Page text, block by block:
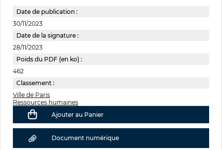
Date de publication :
30/11/2023
Date de la signature :
28/11/2023
Poids du PDF (en ko) :
462
Classement :
Ville de Paris
Ressources humaines
Ajouter au Panier
Document numérique